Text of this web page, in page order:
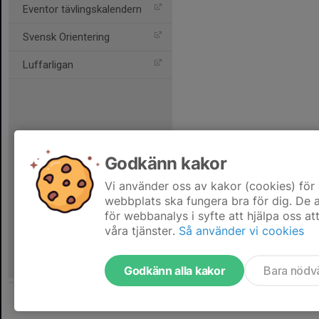
Eventor tävlingskalendern
Svensk Orientering
Luffarligan
Godkänn kakor
Vi använder oss av kakor (cookies)
webbplats ska fungera bra för dig. De
för webbanalys i syfte att hjälpa oss
våra tjänster. Så använder vi cookies
Godkänn alla kakor Bara